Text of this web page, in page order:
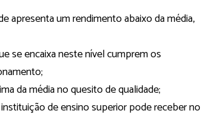
apresenta um rendimento abaixo da média,
se encaixa neste nível cumprem os
da média no quesito de qualidade;
de ensino superior pode receber no